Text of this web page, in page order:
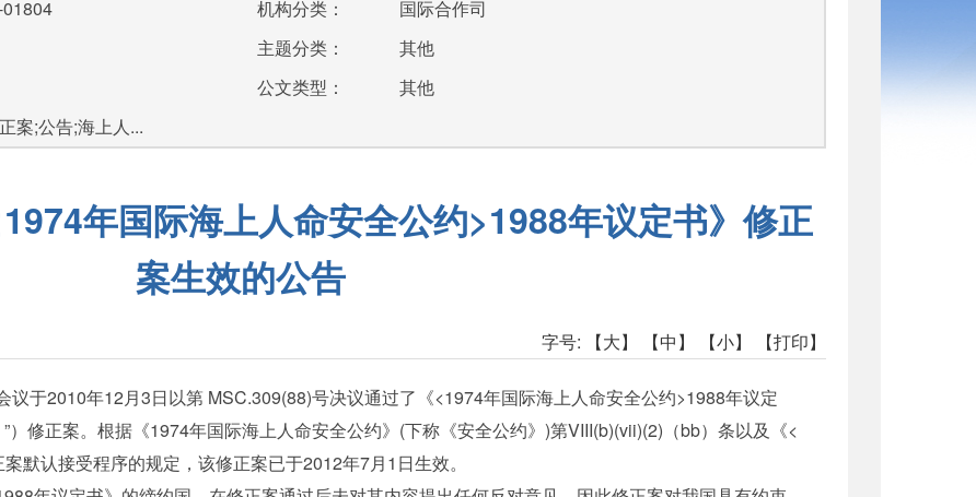
案;公告;海上人...
机构分类：
国际合作司
主题分类：
其他
公文类型：
其他
年国际海上人命安全公约>1988年议定书》修正
案生效的公告
字号: 【大】 【中】 【小】 【打印】
于2010年12月3日以第 MSC.309(88)号决议通过了《<1974年国际海上人命安全公约>1988年议定
）修正案。根据《1974年国际海上人命安全公约》(下称《安全公约》)第VIII(b)(vii)(2)（bb）条以及《<
默认接受程序的规定，该修正案已于2012年7月1日生效。